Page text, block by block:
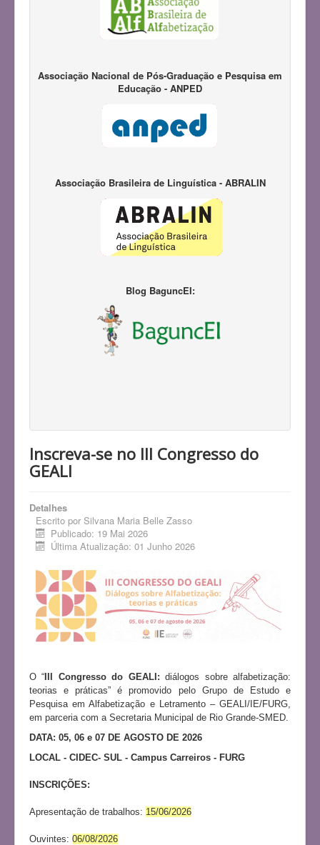
Associação Nacional de Pós-Graduação e Pesquisa em
Educação - ANPED
Associação Brasileira de Linguística - ABRALIN
Blog BaguncEI:
Inscreva-se no III Congresso do
GEALI
Detalhes
Escrito por Silvana Maria Belle Zasso
Publicado: 19 Mai 2026
Última Atualização: 01 Junho 2026
O “ III Congresso do GEALI: diálogos sobre alfabetização:
teorias e práticas” é promovido pelo Grupo de Estudo e
Pesquisa em Alfabetização e Letramento – GEALI/IE/FURG,
em parceria com a Secretaria Municipal de Rio Grande-SMED.
DATA: 05, 06 e 07 DE AGOSTO DE 2026
LOCAL - CIDEC- SUL - Campus Carreiros - FURG
INSCRIÇÕES:
Apresentação de trabalhos: 15/06/2026
Ouvintes: 06/08/2026